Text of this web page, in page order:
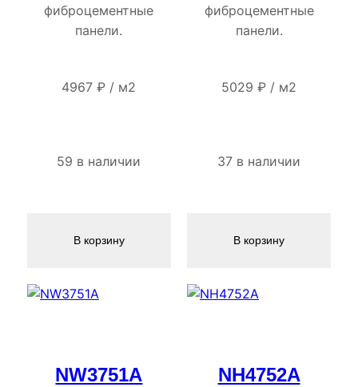
фиброцементные
панели.
4967₽ / м2
59 в наличии
В корзину
фиброцементные
панели.
5029₽ / м2
37 в наличии
В корзину
NW3751A NH4752A